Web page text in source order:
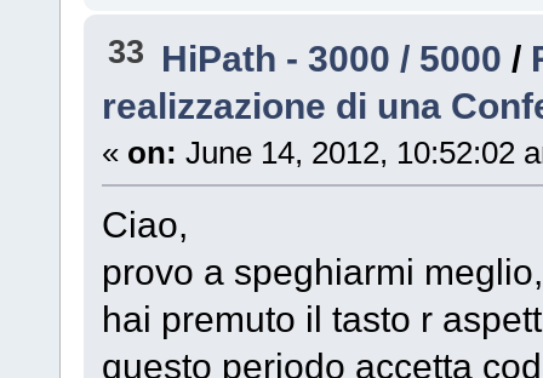
33 HiPath - 3000 / 5000 /
realizzazione di una
« on: June 14, 2012, 10:52:02
Ciao,
provo a speghiarmi
hai premuto il tasto r
questo periodo accetta